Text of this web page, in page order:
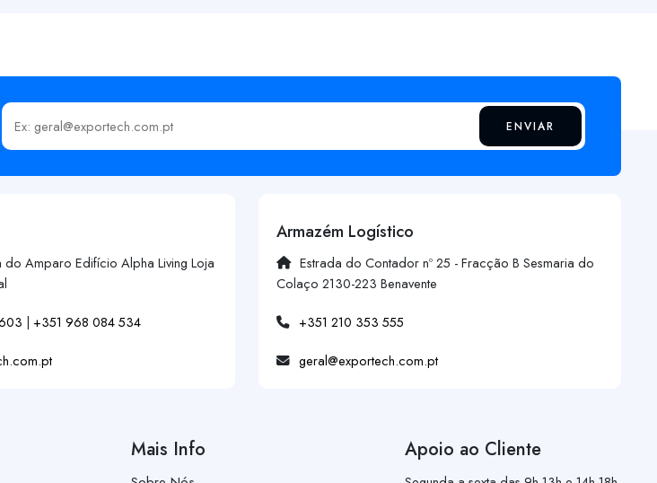
Insira o seu email ENVIAR
do Amparo Edifício Alpha Living Loja
| +351 968 084 534
Armazém Logístico
Estrada do Contador nº 25 - Fracção B Sesmaria do
Colaço 2130-223 Benavente
+351 210 353 555
geral@exportech.com.pt
Mais Info Apoio ao Cliente